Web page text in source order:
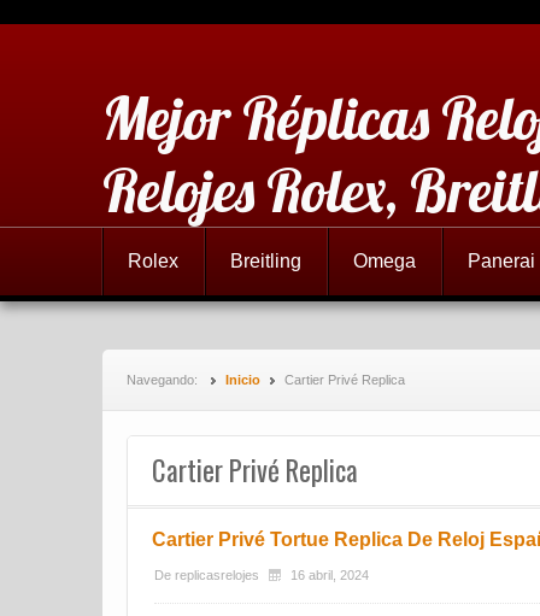
Mejor Réplicas
Relojes Rolex,
Rolex Breitling Omega Panerai
Navegando: Inicio Cartier Privé Replica
Cartier Privé Replica
Cartier Privé Tortue Replica De Reloj
De replicasrelojes 16 abril, 2024